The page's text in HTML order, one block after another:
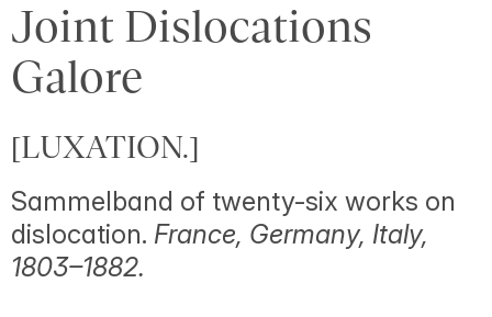
Joint Dislocations
Galore
[LUXATION.]
Sammelband of twenty-six works on
dislocation. France, Germany, Italy,
1803–1882.